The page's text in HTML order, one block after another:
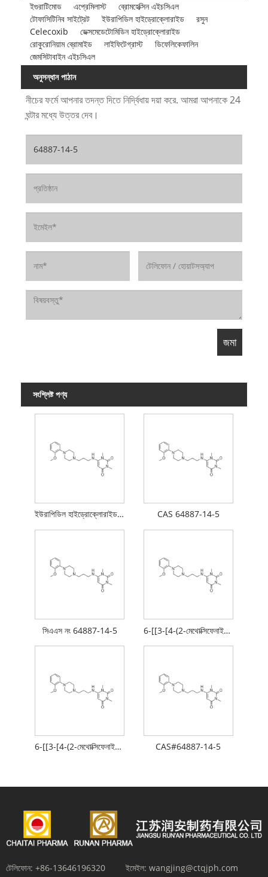
ইগুরাটিমোড
এপ্রেমিলাস্ট
ব্রোমহেক্সিন এইচসিএল
টোফাসিটিনিব সাইট্রেট
ইউরাপিডিল হাইড্রোক্লোরাইড
রসুন
Celecoxib
ডেক্সমেডেটোমিডিন হাইড্রোক্লোরাইড
রোকুরোনিয়াম ব্রোমাইড
লাইফিটেগ্রাস্ট
ডিফেলিকেফালিন
জেমসিটাবাইন এইচসিএল
অনুসন্ধান পাঠান
নীচের ফর্মে আপনার তদন্ত দিতে নির্দ্বিধায় দয়া করে. আমরা আপনাকে 24
ঘন্টার মধ্যে উত্তর দেব।
সংশ্লিষ্ট পণ্য
ইউরাপিডিল হাইড্রোক্লোরাইড এপিআই CAS 64887-14-5
সিএএস নং 64887-14-5 6-[[3-[4-(2-মেথোক্সিফেনাইল)-1-পাইপেরাজিনাইল]প্রোপাইল]অ্যামিনো]-1,3-ডাইমিথাইল-2,4(1H,3H)-পাইরিমিডিনেডিওন হাইড্রোক্লোরাইড
6-[[3-[4-(2-মেথোক্সিফেনাইল)-1-পাইপেরাজিনাইল]প্রোপাইল]এমিনো]-1,3-ডাইমিথাইল-2,4(1H,3H)-পাইরিমিডিনেডিওন CAS#64887-14-5
টেলিফোন: +86-13646196320 ইমেইল: wangjing@ctqjph.com